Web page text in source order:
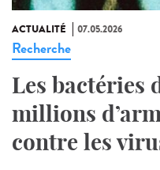
ACTUALITÉ 07.05.2026
Recherche
Les bactéries
millions
contre les